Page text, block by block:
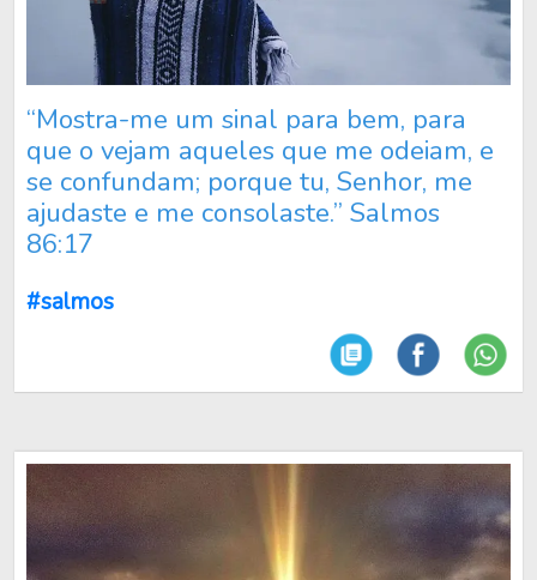
“Mostra-me um sinal para bem, para
que o vejam aqueles que me odeiam, e
se confundam; porque tu, Senhor, me
ajudaste e me consolaste.” Salmos
86:17
#salmos